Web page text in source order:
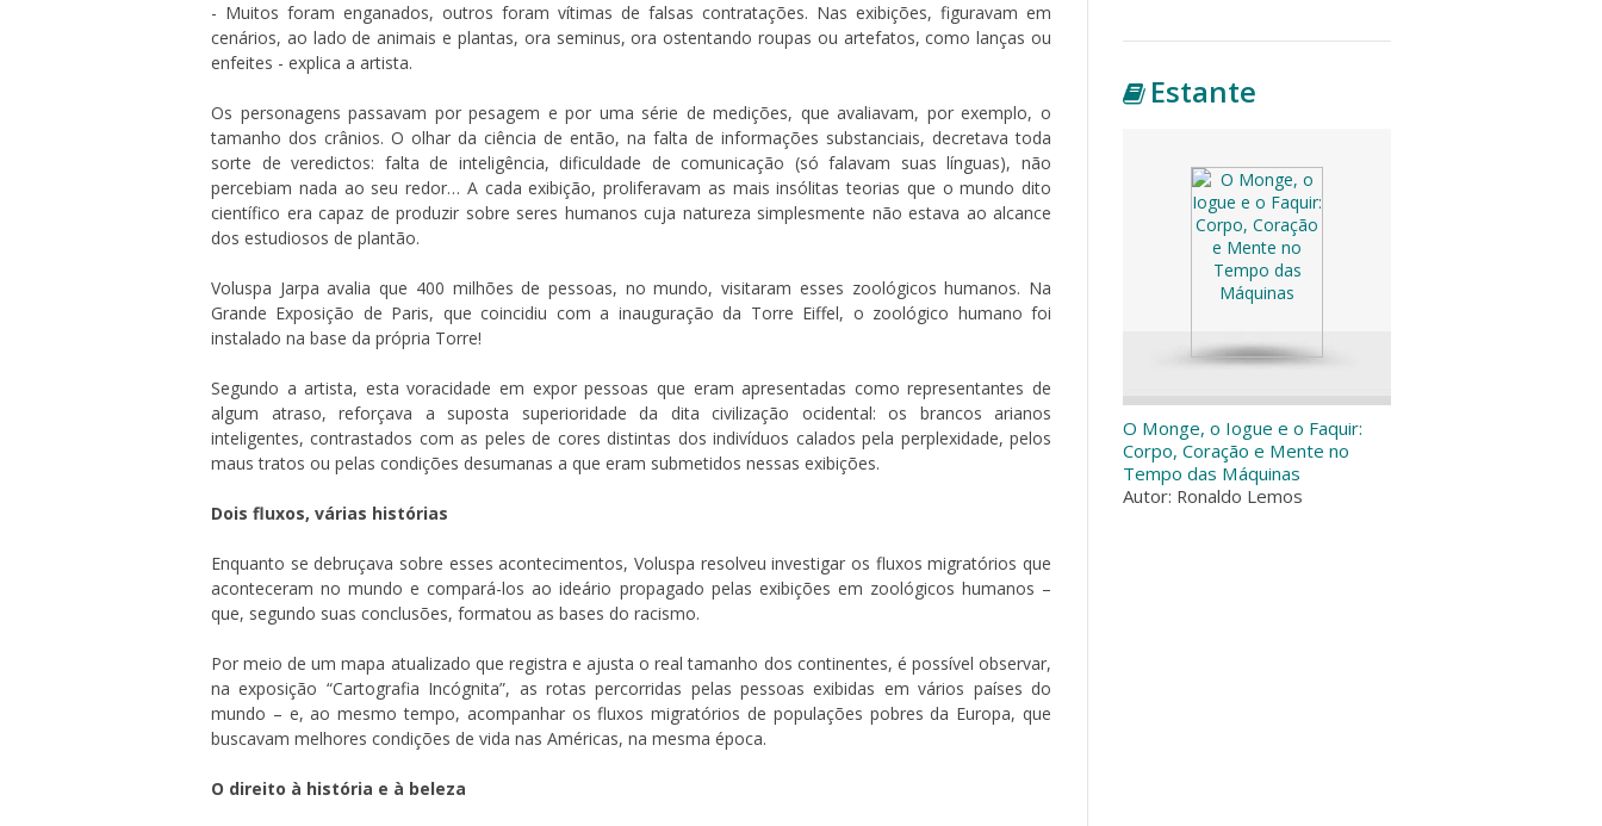
- Muitos foram enganados, outros foram vítimas de falsas contratações. Nas exibições, figuravam em
cenários, ao lado de animais e plantas, ora seminus, ora ostentando roupas ou artefatos, como lanças ou
enfeites - explica a artista.
Os personagens passavam por pesagem e por uma série de medições, que avaliavam, por exemplo, o
tamanho dos crânios. O olhar da ciência de então, na falta de informações substanciais, decretava toda
sorte de veredictos: falta de inteligência, dificuldade de comunicação (só falavam suas línguas), não
percebiam nada ao seu redor… A cada exibição, proliferavam as mais insólitas teorias que o mundo dito
científico era capaz de produzir sobre seres humanos cuja natureza simplesmente não estava ao alcance
dos estudiosos de plantão.
Voluspa Jarpa avalia que 400 milhões de pessoas, no mundo, visitaram esses zoológicos humanos. Na
Grande Exposição de Paris, que coincidiu com a inauguração da Torre Eiffel, o zoológico humano foi
instalado na base da própria Torre!
Segundo a artista, esta voracidade em expor pessoas que eram apresentadas como representantes de
algum atraso, reforçava a suposta superioridade da dita civilização ocidental: os brancos arianos
inteligentes, contrastados com as peles de cores distintas dos indivíduos calados pela perplexidade, pelos
maus tratos ou pelas condições desumanas a que eram submetidos nessas exibições.
Dois fluxos, várias histórias
Enquanto se debruçava sobre esses acontecimentos, Voluspa resolveu investigar os fluxos migratórios que
aconteceram no mundo e compará-los ao ideário propagado pelas exibições em zoológicos humanos –
que, segundo suas conclusões, formatou as bases do racismo.
Por meio de um mapa atualizado que registra e ajusta o real tamanho dos continentes, é possível observar,
na exposição “Cartografia Incógnita”, as rotas percorridas pelas pessoas exibidas em vários países do
mundo – e, ao mesmo tempo, acompanhar os fluxos migratórios de populações pobres da Europa, que
buscavam melhores condições de vida nas Américas, na mesma época.
O direito à história e à beleza
Estante
O Monge, o Iogue e o Faquir:
Corpo, Coração e Mente no
Tempo das Máquinas
Autor: Ronaldo Lemos